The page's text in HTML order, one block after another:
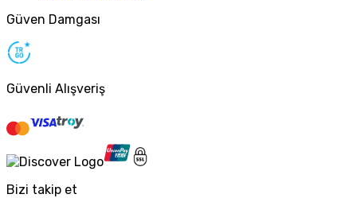
Güven Damgası
Güvenli Alışveriş
Bizi takip et